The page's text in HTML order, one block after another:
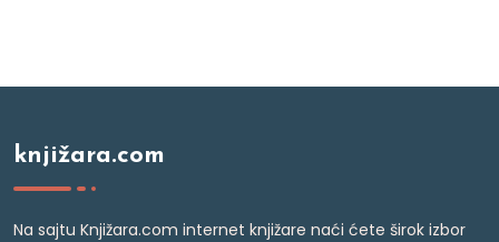
knjižara.com
Na sajtu Knjižara.com internet knjižare naći ćete širok izbor